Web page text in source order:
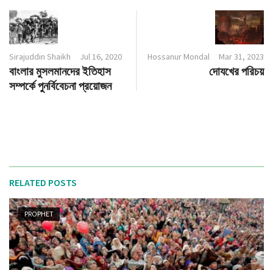
Sirajuddin Shaikh Jul 16, 2020
বাংলার মুসলমানদের ইতিহাস
সম্পর্কে পুনর্বিবেচনা প্রয়োজন
Hossanur Mondal Mar 31, 2023
দোযখের পরিচয়
RELATED POSTS
PROPHET